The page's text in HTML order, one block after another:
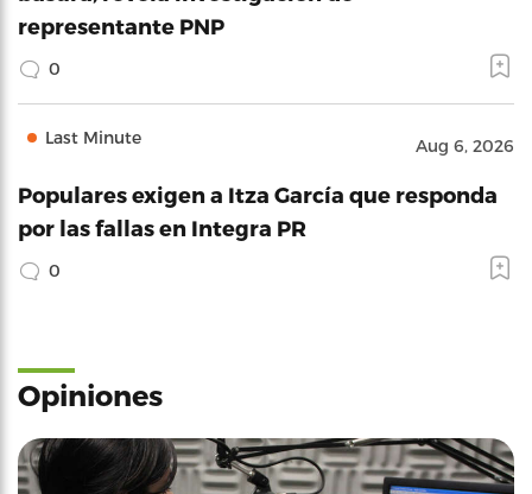
representante PNP
0
Last Minute Aug 6, 2026
Populares exigen a Itza García que responda
por las fallas en Integra PR
0
Opiniones